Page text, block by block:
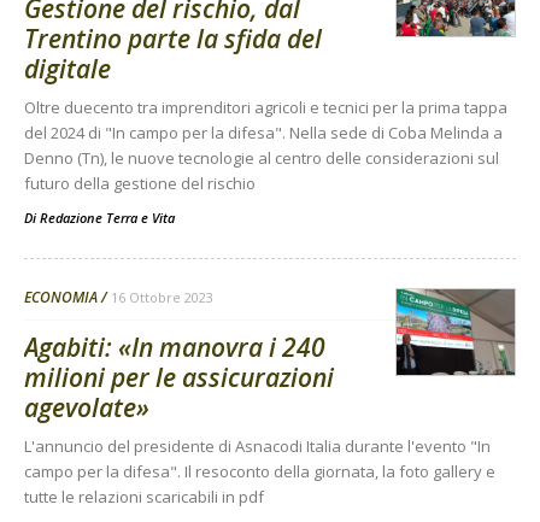
Gestione del rischio, dal
Trentino parte la sfida del
digitale
Oltre duecento tra imprenditori agricoli e tecnici per la prima tappa
del 2024 di "In campo per la difesa". Nella sede di Coba Melinda a
Denno (Tn), le nuove tecnologie al centro delle considerazioni sul
futuro della gestione del rischio
Di Redazione Terra e Vita
ECONOMIA 16 Ottobre 2023
Agabiti: «In manovra i 240
milioni per le assicurazioni
agevolate»
L'annuncio del presidente di Asnacodi Italia durante l'evento "In
campo per la difesa". Il resoconto della giornata, la foto gallery e
tutte le relazioni scaricabili in pdf